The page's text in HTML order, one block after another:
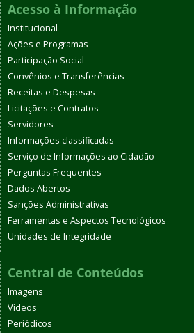
Acesso à Informação
Institucional
Ações e Programas
Participação Social
Convênios e Transferências
Receitas e Despesas
Licitações e Contratos
Servidores
Informações classificadas
Serviço de Informações ao Cidadão
Perguntas Frequentes
Dados Abertos
Sanções Administrativas
Ferramentas e Aspectos Tecnológicos
Unidades de Integridade
Central de Conteúdos
Imagens
Vídeos
Periódicos